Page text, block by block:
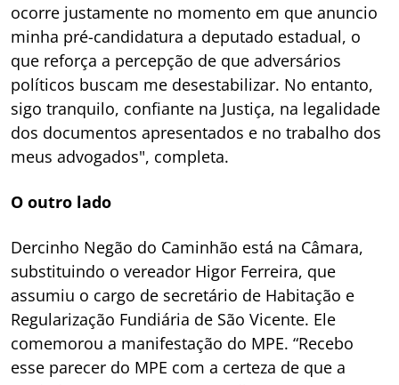
ocorre justamente no momento em que anuncio
minha pré-candidatura a deputado estadual, o
que reforça a percepção de que adversários
políticos buscam me desestabilizar. No entanto,
sigo tranquilo, confiante na Justiça, na legalidade
dos documentos apresentados e no trabalho dos
meus advogados", completa.
O outro lado
Dercinho Negão do Caminhão está na Câmara,
substituindo o vereador Higor Ferreira, que
assumiu o cargo de secretário de Habitação e
Regularização Fundiária de São Vicente. Ele
comemorou a manifestação do MPE. “Recebo
esse parecer do MPE com a certeza de que a